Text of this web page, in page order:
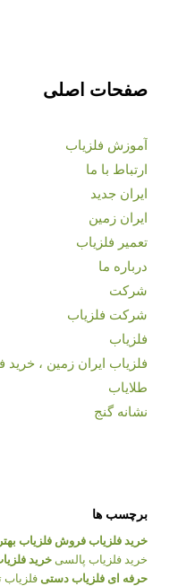
صفحات اصلی
آموزش فلزیاب
ارتباط با ما
ایران جدید
ایران زمین
تعمیر فلزیاب
درباره ما
شرکت
شرکت فلزیاب
فلزیاب
فلزیاب ایران زمین ،
طلایاب
نشانه گنج
برچسب ها
خرید فلزیاب فروش فلزیاب
خرید فلزیاب پالسی خرید
حرفه ای فلزیاب دستی